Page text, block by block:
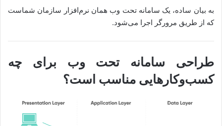
به بیان ساده، یک سامانه تحت وب همان نرم‌افزار سازمان شماست
که از طریق مرورگر اجرا می‌شود.
طراحی سامانه تحت وب برای چه
کسب‌وکارهایی مناسب است؟